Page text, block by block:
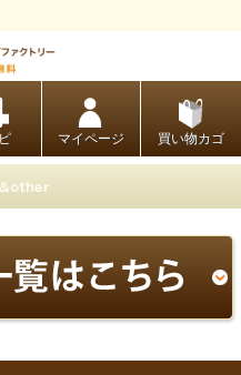
マイページ 買い物カゴ